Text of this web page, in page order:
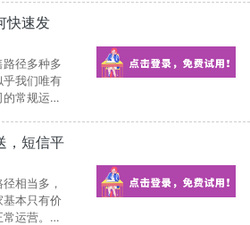
快速发
径多种多
乎我们唯有
常规运
，短信平
相当多，
基本只有价
运营。这